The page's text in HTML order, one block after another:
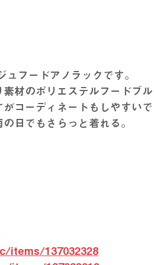
フードアノラックです。
材のポリエステルフードブル
コーディネートもしやすいで
日でもさらっと着れる。
items/137032328